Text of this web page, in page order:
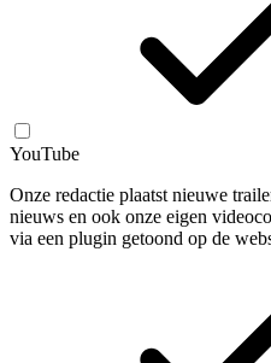
YouTube
Onze redactie plaatst nieuwe
nieuws en ook onze eigen
via een plugin getoond op de